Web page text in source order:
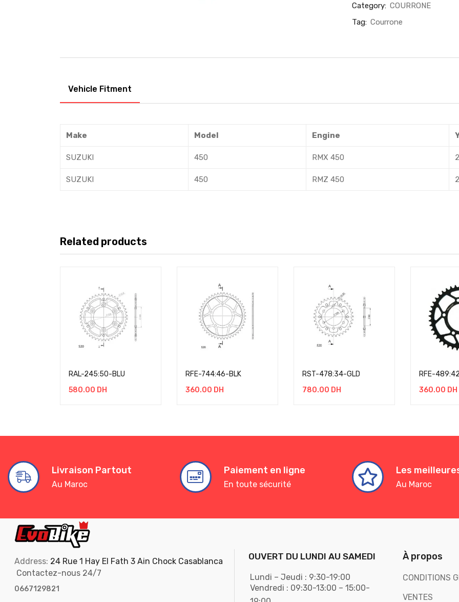
Category: COURRONE
Tag: Courrone
Vehicle Fitment
Make Model Engine
SUZUKI 450 RMX 450
SUZUKI 450 RMZ 450
Related products
RAL-245:50-BLU
580.00 DH
RFE-744:46-BLK
360.00 DH
RST-478:34-GLD
780.00 DH
RFE-489:42
360.00 DH
Livraison Partout
Au Maroc
Paiement en ligne
En toute sécurité
Les
Au Maroc
Address: 24 Rue 1 Hay El Fath 3 Ain Chock Casablanca
Contactez-nous 24/7
0667129821
OUVERT DU LUNDI AU SAMEDI
Lundi – Jeudi : 9:30-19:00
Vendredi : 09:30-13:00 – 15:00-
À propos
CONDITIONS
VENTES